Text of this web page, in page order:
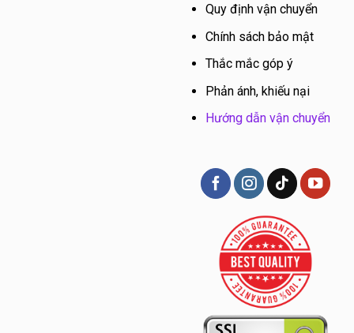
Quy định vận chuyển
Chính sách bảo mật
Thắc mắc góp ý
Phản ánh, khiếu nại
Hướng dẫn vận chuyển